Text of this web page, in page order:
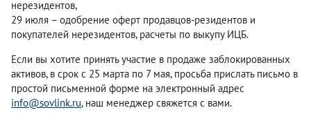
нерезидентов,
29 июля – одобрение оферт продавцов-резидентов и
покупателей нерезидентов, расчеты по выкупу ИЦБ.
Если вы хотите принять участие в продаже заблокированных
активов, в срок с 25 марта по 7 мая, просьба прислать письмо в
простой письменной форме на электронный адрес
info@sovlink.ru, наш менеджер свяжется с вами.